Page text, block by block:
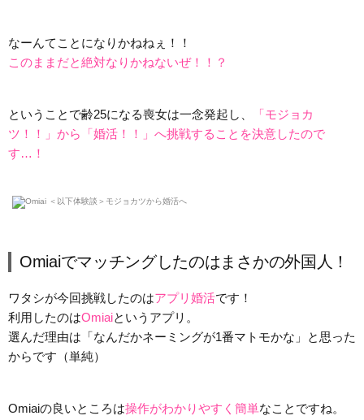
なーんてことになりかねねぇ！！
このままだと絶対なりかねないぜ！！？
ということで齢25になる喪女は一念発起し、
「モジョカ
ツ！！」から「婚活！！」へ挑戦することを決意したので
す…！
Omiaiでマッチングしたのはまさかの外国人！
ワタシが今回挑戦したのはアプリ婚活です！
利用したのはOmiaiというアプリ。
選んだ理由は「なんだかネーミングが1番マトモかな」と思った
からです（単純）
Omiaiの良いところは操作がわかりやすく簡単なことですね。